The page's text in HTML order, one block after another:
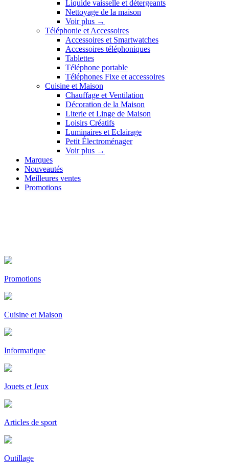
Liquide vaisselle et détergeants
Nettoyage de la maison
Voir plus →
Téléphonie et Accessoires
Accessoires et Smartwatches
Accessoires téléphoniques
Tablettes
Téléphone portable
Téléphones Fixe et accessoires
Cuisine et Maison
Chauffage et Ventilation
Décoration de la Maison
Literie et Linge de Maison
Loisirs Créatifs
Luminaires et Eclairage
Petit Électroménager
Voir plus →
Marques
Nouveautés
Meilleures ventes
Promotions
Promotions
Cuisine et Maison
Informatique
Jouets et Jeux
Articles de sport
Outillage